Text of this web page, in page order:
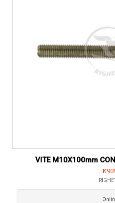
VITE M10X100mm